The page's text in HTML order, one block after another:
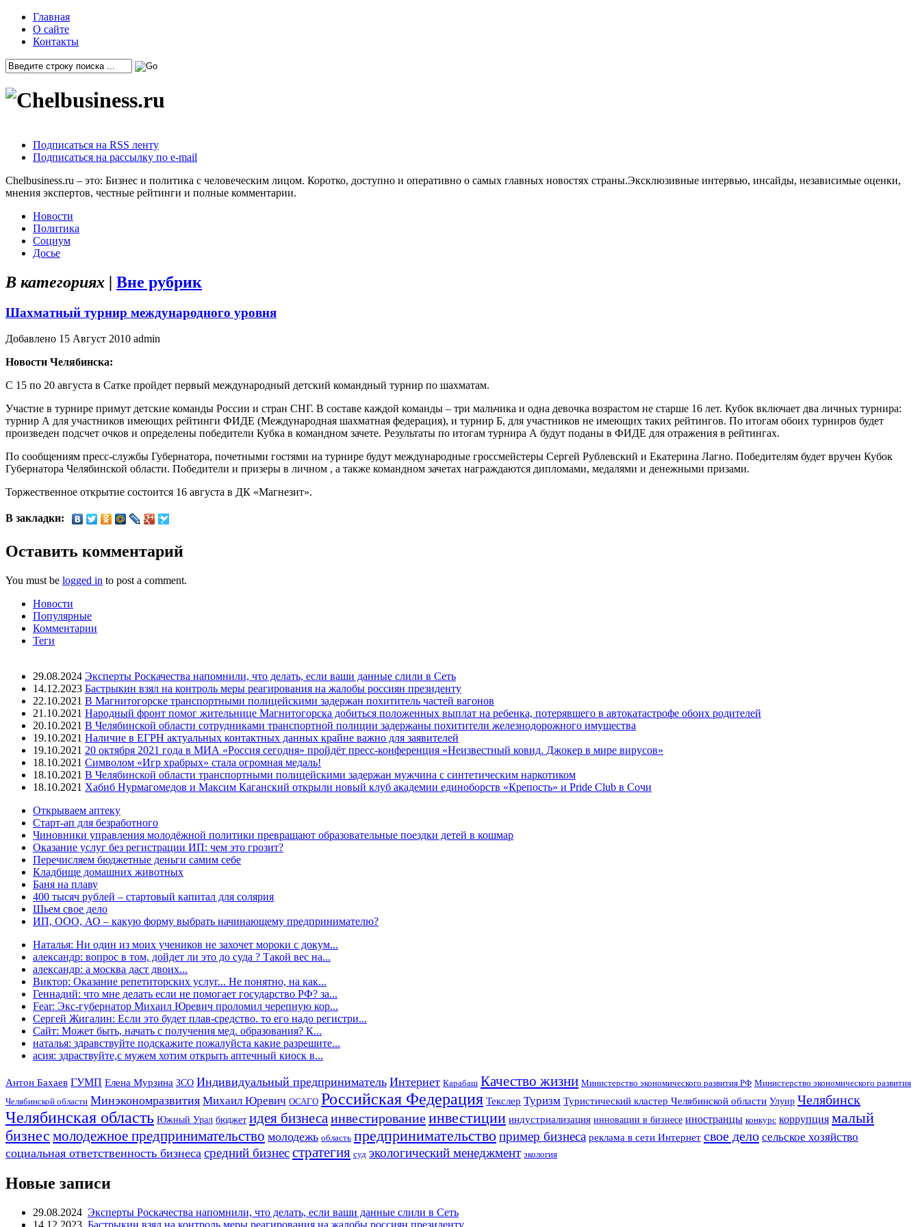
Главная
О сайте
Контакты
Подписаться на RSS ленту
Подписаться на рассылку по e-mail
Chelbusiness.ru – это: Бизнес и политика с человеческим лицом. Коротко, доступно и оперативно о самых главных новостях страны.Эксклюзивные интервью, инсайды, независимые оценки,
мнения экспертов, честные рейтинги и полные комментарии.
Новости
Политика
Социум
Досье
В категориях | Вне рубрик
Шахматный турнир международного уровня
Добавлено 15 Август 2010 admin
Новости Челябинска:
С 15 по 20 августа в Сатке пройдет первый международный детский командный турнир по шахматам.
Участие в турнире примут детские команды России и стран СНГ. В составе каждой команды – три мальчика и одна девочка возрастом не старше 16 лет. Кубок включает два личных турнира:
турнир А для участников имеющих рейтинги ФИДЕ (Международная шахматная федерация), и турнир Б, для участников не имеющих таких рейтингов. По итогам обоих турниров будет
произведен подсчет очков и определены победители Кубка в командном зачете. Результаты по итогам турнира А будут поданы в ФИДЕ для отражения в рейтингах.
По сообщениям пресс-службы Губернатора, почетными гостями на турнире будут международные гроссмейстеры Сергей Рублевский и Екатерина Лагно. Победителям будет вручен Кубок
Губернатора Челябинской области. Победители и призеры в личном , а также командном зачетах награждаются дипломами, медалями и денежными призами.
Торжественное открытие состоится 16 августа в ДК «Магнезит».
В закладки:
Оставить комментарий
You must be logged in to post a comment.
Новости
Популярные
Комментарии
Теги
29.08.2024 Эксперты Роскачества напомнили, что делать, если ваши данные слили в Сеть
14.12.2023 Бастрыкин взял на контроль меры реагирования на жалобы россиян президенту
22.10.2021 В Магнитогорске транспортными полицейскими задержан похититель частей вагонов
21.10.2021 Народный фронт помог жительнице Магнитогорска добиться положенных выплат на ребенка, потерявшего в автокатастрофе обоих родителей
20.10.2021 В Челябинской области сотрудниками транспортной полиции задержаны похитители железнодорожного имущества
19.10.2021 Наличие в ЕГРН актуальных контактных данных крайне важно для заявителей
19.10.2021 20 октября 2021 года в МИА «Россия сегодня» пройдёт пресс-конференция «Неизвестный ковид. Джокер в мире вирусов»
18.10.2021 Символом «Игр храбрых» стала огромная медаль!
18.10.2021 В Челябинской области транспортными полицейскими задержан мужчина с синтетическим наркотиком
18.10.2021 Хабиб Нурмагомедов и Максим Каганский открыли новый клуб академии единоборств «Крепость» и Pride Club в Сочи
Открываем аптеку
Старт-ап для безработного
Чиновники управления молодёжной политики превращают образовательные поездки детей в кошмар
Оказание услуг без регистрации ИП: чем это грозит?
Перечисляем бюджетные деньги самим себе
Кладбище домашних животных
Баня на плаву
400 тысяч рублей – стартовый капитал для солярия
Шьем свое дело
ИП, ООО, АО – какую форму выбрать начинающему предпринимателю?
Наталья: Ни один из моих учеников не захочет мороки с докум...
александр: вопрос в том, дойдет ли это до суда ? Такой вес на...
александр: а москва даст двоих...
Виктор: Оказание репетиторских услуг... Не понятно, на как...
Геннадий: что мне делать если не помогает государство РФ? за...
Fear: Экс-губернатор Михаил Юревич проломил черепную кор...
Сергей Жигалин: Если это будет плав-средство. то его надо регистри...
Сайт: Может быть, начать с получения мед. образования? К...
наталья: здравствуйте подскажите пожалуйста какие разрешите...
асия: здраствуйте,с мужем хотим открыть аптечный киоск в...
Антон Бахаев ГУМП Елена Мурзина ЗСО Индивидуальный предприниматель Интернет Карабаш Качество жизни Министерство экономического развития РФ Министерство экономического развития
Челябинской области Минэкономразвития Михаил Юревич ОСАГО Российская Федерация Текслер Туризм Туристический кластер Челябинской области Улуир Челябинск
Челябинская область Южный Урал бюджет идея бизнеса инвестированиеинвестиции индустриализация инновации в бизнесе иностранцы конкурс коррупция малый
бизнес молодежное предпринимательство молодежь область предпринимательствопример бизнеса реклама в сети Интернет свое дело сельское хозяйство
социальная ответственность бизнеса средний бизнесстратегия суд экологический менеджмент экология
Новые записи
29.08.2024 Эксперты Роскачества напомнили, что делать, если ваши данные слили в Сеть
14.12.2023 Бастрыкин взял на контроль меры реагирования на жалобы россиян президенту